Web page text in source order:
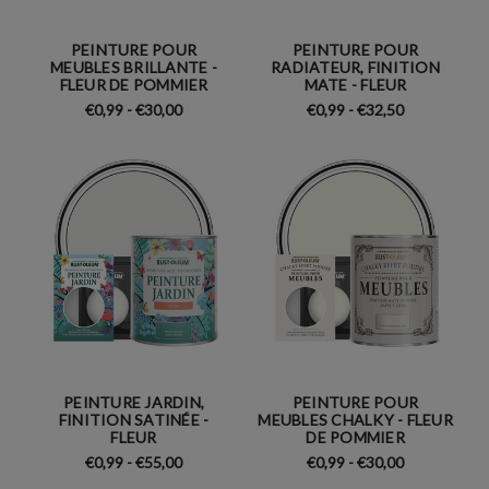
PEINTURE POUR
MEUBLES BRILLANTE -
FLEUR DE POMMIER
€0,99 - €30,00
PEINTURE POUR
RADIATEUR, FINITION
MATE - FLEUR
€0,99 - €32,50
PEINTURE JARDIN,
FINITION SATINÉE -
FLEUR
€0,99 - €55,00
PEINTURE POUR
MEUBLES CHALKY - FLEUR
DE POMMIER
€0,99 - €30,00